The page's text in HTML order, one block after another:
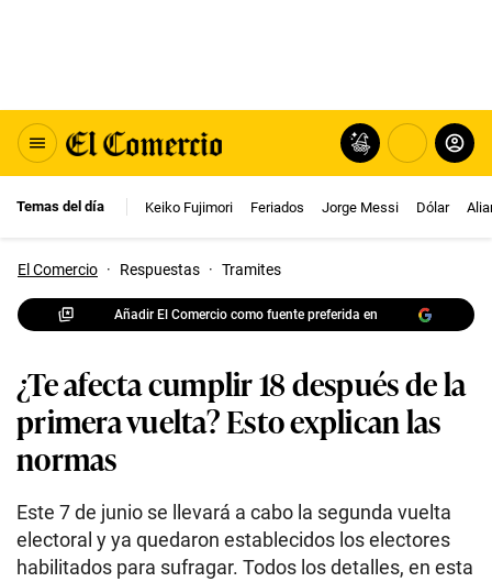
Temas del día Keiko Fujimori Feriados Jorge Messi Dólar
El Comercio · Respuestas · Tramites
Añadir El Comercio como fuente preferida en
¿Te afecta cumplir 18 después de la
primera vuelta? Esto explican las
normas
Este 7 de junio se llevará a cabo la segunda vuelta
electoral y ya quedaron establecidos los electores
habilitados para sufragar. Todos los detalles, en esta